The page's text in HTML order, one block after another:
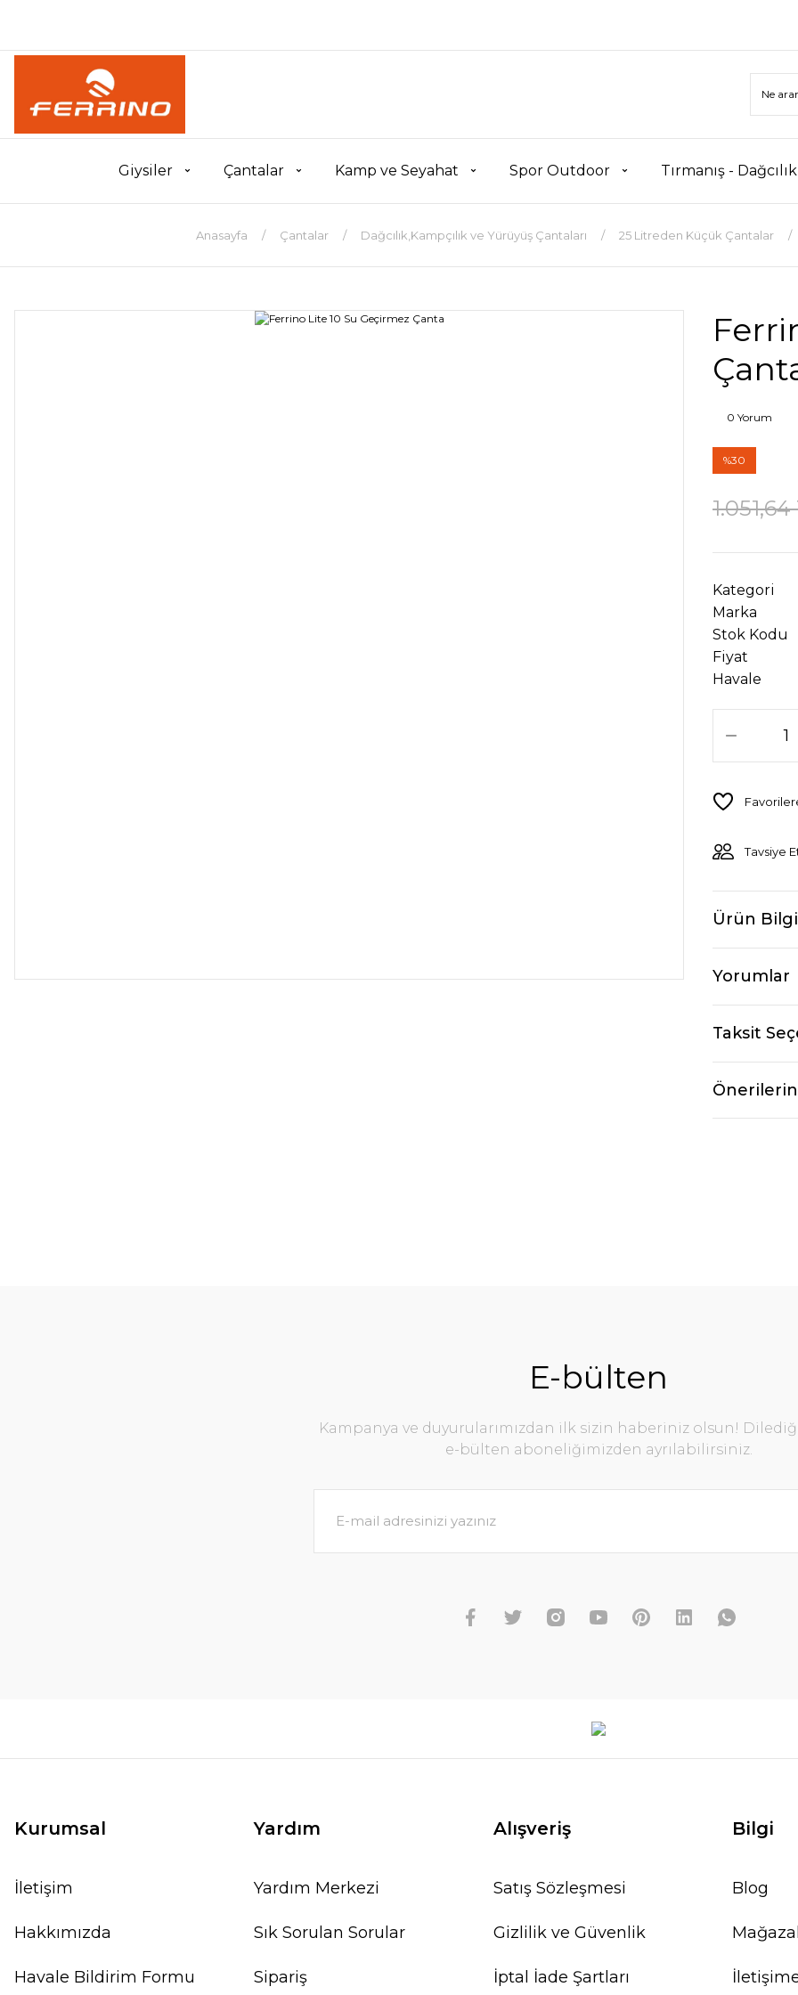
Giysiler Çantalar Kamp ve Seyahat Spor Outdoor Tırmanış -
Anasayfa Çantalar Dağcılık,Kampçılık ve Yürüyüş Çantaları 25 Litreden Küçük Çantalar
0 Yorum
%30
Kategori
Marka
Stok Kodu
Fiyat
Havale
Tavsiye
Ürün
Yorumlar
Taksit
E-bülten
Kampanya ve duyurularımızdan ilk sizin haberiniz olsun!
e-bülten aboneliğimizden ayrılabilirsiniz.
Kurumsal
İletişim
Hakkımızda
Havale Bildirim Formu
Yardım
Yardım Merkezi
Sık Sorulan Sorular
Sipariş
Alışveriş
Satış Sözleşmesi
Gizlilik ve Güvenlik
İptal İade Şartları
Bilgi
Blog